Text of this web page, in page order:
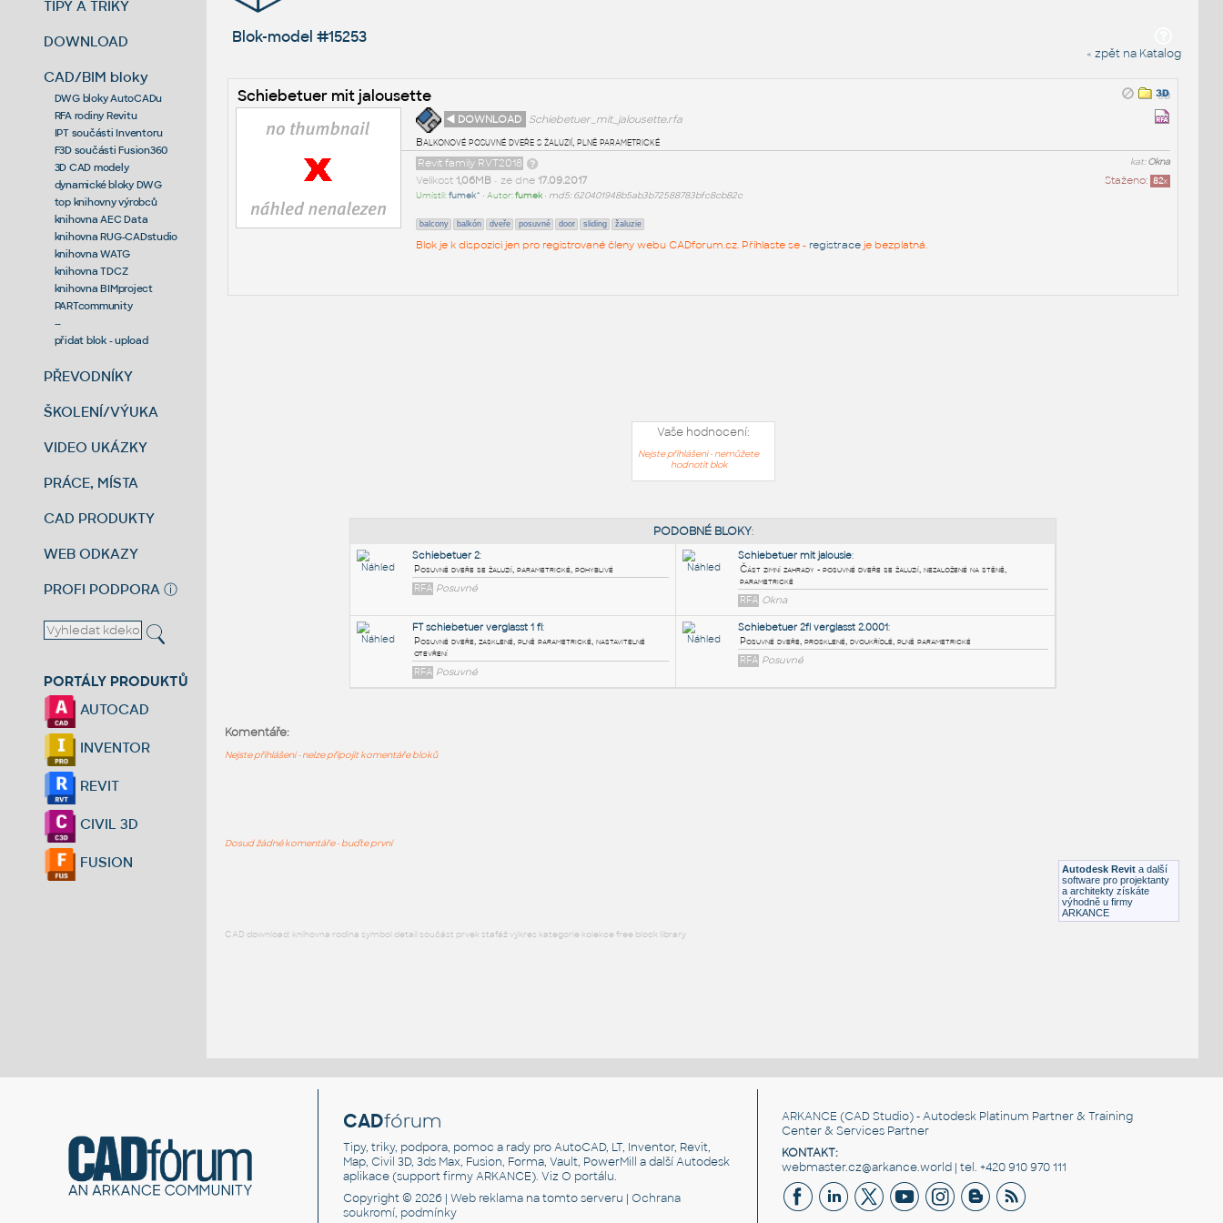
TIPY A TRIKY
DOWNLOAD
CAD/BIM bloky
DWG bloky AutoCADu
RFA rodiny Revitu
IPT součásti Inventoru
F3D součásti Fusion360
3D CAD modely
dynamické bloky DWG
top knihovny výrobců
knihovna AEC Data
knihovna RUG-CADstudio
knihovna WATG
knihovna TDCZ
knihovna BIMproject
PARTcommunity
--
přidat blok - upload
PŘEVODNÍKY
ŠKOLENÍ/VÝUKA
VIDEO UKÁZKY
PRÁCE, MÍSTA
CAD PRODUKTY
WEB ODKAZY
PROFI PODPORA ⓘ
PORTÁLY PRODUKTŮ
AUTOCAD
INVENTOR
REVIT
CIVIL 3D
FUSION
Blok-model #15253
« zpět na Katalog
Schiebetuer mit jalousette
◄ DOWNLOAD
Schiebetuer_mit_jalousette.rfa
Balkonové posuvné dveře s žaluzií, plně parametrické
kat:Okna
Revit family RVT2018
Staženo: 82x
Velikost 1,06MB• ze dne 17.09.2017
Umístil:fumek^ • Autor:fumek• md5: 620401948b5ab3b72588783bfc8cb82c
balcony balkón dveře posuvné door sliding žaluzie
Blok je k dispozici jen pro registrované členy webu CADforum.cz. Přihlaste se - registraceje bezplatná.
Vaše hodnocení:
Nejste přihlášeni - nemůžete
hodnotit blok
Autodesk Revit a další
software pro projektanty
a architekty získáte
výhodně u firmy
ARKANCE
Komentáře:
Nejste přihlášeni - nelze připojit komentáře bloků
Dosud žádné komentáře - buďte první
CAD download: knihovna rodina symbol detail součást prvek stafáž výkres kategorie kolekce free block library
CADfórum
Tipy, triky, podpora, pomoc a rady pro AutoCAD, LT, Inventor, Revit,
Map, Civil 3D, 3ds Max, Fusion, Forma, Vault, PowerMill a další Autodesk
aplikace (support firmy ARKANCE). VizO portálu.
Copyright © 2026 |Web reklama na tomto serveru |Ochrana
soukromí, podmínky
ARKANCE (CAD Studio) - Autodesk Platinum Partner & Training
Center & Services Partner
KONTAKT:
webmaster.cz@arkance.world | tel. +420 910 970 111